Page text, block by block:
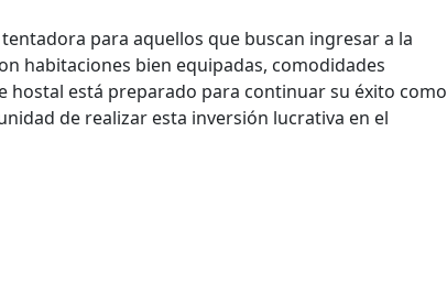
para aquellos que buscan ingresar a la
habitaciones bien equipadas, comodidades
hostal está preparado para continuar su éxito como
de realizar esta inversión lucrativa en el